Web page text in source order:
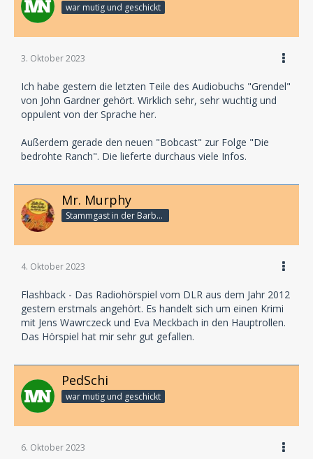
war mutig und geschickt
3. Oktober 2023
Ich habe gestern die letzten Teile des Audiobuchs "Grendel"
von John Gardner gehört. Wirklich sehr, sehr wuchtig und
oppulent von der Sprache her.
Außerdem gerade den neuen "Bobcast" zur Folge "Die
bedrohte Ranch". Die lieferte durchaus viele Infos.
Mr. Murphy
Stammgast in der Barbarabar
4. Oktober 2023
Flashback - Das Radiohörspiel vom DLR aus dem Jahr 2012
gestern erstmals angehört. Es handelt sich um einen Krimi
mit Jens Wawrczeck und Eva Meckbach in den Hauptrollen.
Das Hörspiel hat mir sehr gut gefallen.
PedSchi
war mutig und geschickt
6. Oktober 2023